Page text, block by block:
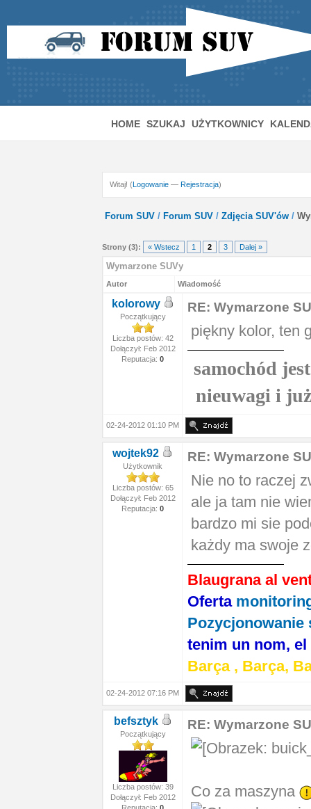
HOME SZUKAJ UŻYTKOWNICY
Witaj! (Logowanie — Rejestracja)
Forum SUV / Forum SUV / Zdjęcia SUV'ów /
Strony (3): « Wstecz 1 2 3 Dalej »
Wymarzone SUVy
Autor Wiadomość
kolorowy
Początkujący
Liczba postów: 42
Dołączył: Feb 2012
Reputacja: 0
RE: Wymarzone
piękny kolor, ten
samochód
nieuwagi i
02-24-2012 01:10 PM
wojtek92
Użytkownik
Liczba postów: 65
Dołączył: Feb 2012
Reputacja: 0
RE: Wymarzone
Nie no to raczej
ale ja tam nie
bardzo mi sie
każdy ma swoje
Blaugrana al
Oferta
Pozycjonowanie
tenim un nom,
Barça , Barça,
02-24-2012 07:16 PM
befsztyk
Początkujący
Liczba postów: 39
Dołączył: Feb 2012
RE: Wymarzone
Co za maszyna